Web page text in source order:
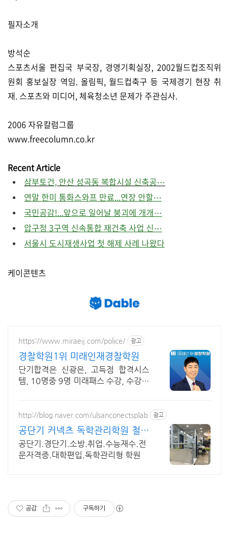
필자소개
방석순
스포츠서울 편집국 부국장, 경영기획실장, 2002월드컵조직위
원회 홍보실장 역임. 올림픽, 월드컵축구 등 국제경기 현장 취
재. 스포츠와 미디어, 체육청소년 문제가 주관심사.
2006 자유칼럼그룹
www.freecolumn.co.kr
Recent Article
삼부토건, 안산 성곡동 복합시설 신축공⋯
연말 한미 통화스와프 만료...연장 안할⋯
국민공감!...앞으로 일어날 붕괴에 개개⋯
압구정 3구역 신속통합 재건축 사업 신⋯
서울시 도시재생사업 첫 해제 사례 나왔다
케이콘텐츠
https://www.miraeij.com/police/ 광고
경찰학원1위 미래인재경찰학원
단기합격은 신광은, 고득점 합격시스
템, 10명중 9명 미래패스 수강, 수강료
http://blog.naver.com/ulsanconectsplab 광고
공단기 커넥츠 독학관리학원 철저
한 합격집중관리 프로그램
공단기.경단기.소방.취업.수능재수.전
문자격증.대학편입.독학관리형 학원
공감 구독하기